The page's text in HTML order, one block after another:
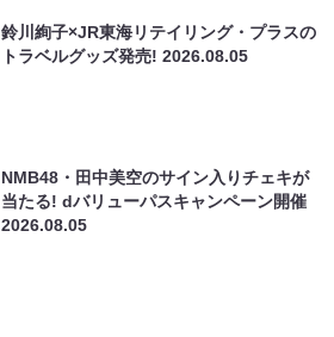
鈴川絢子×JR東海リテイリング・プラスの
トラベルグッズ発売!2026.08.05
NMB48・田中美空のサイン入りチェキが
当たる! dバリューパスキャンペーン開催
2026.08.05